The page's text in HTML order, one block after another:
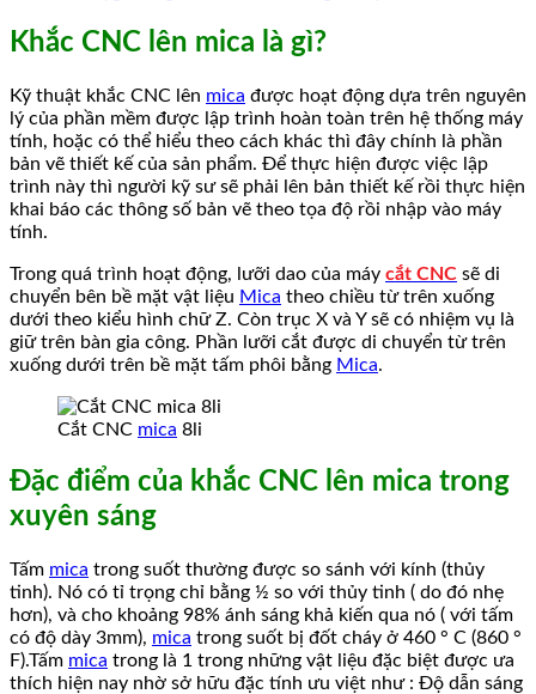
Khắc CNC lên mica là gì?
Kỹ thuật khắc CNC lên mica được hoạt động dựa trên nguyên
lý của phần mềm được lập trình hoàn toàn trên hệ thống máy
tính, hoặc có thể hiểu theo cách khác thì đây chính là phần
bản vẽ thiết kế của sản phẩm. Để thực hiện được việc lập
trình này thì người kỹ sư sẽ phải lên bản thiết kế rồi thực hiện
khai báo các thông số bản vẽ theo tọa độ rồi nhập vào máy
tính.
Trong quá trình hoạt động, lưỡi dao của máy cắt CNC sẽ di
chuyển bên bề mặt vật liệu Mica theo chiều từ trên xuống
dưới theo kiểu hình chữ Z. Còn trục X và Y sẽ có nhiệm vụ là
giữ trên bàn gia công. Phần lưỡi cắt được di chuyển từ trên
xuống dưới trên bề mặt tấm phôi bằng Mica.
Cắt CNC mica 8li
Đặc điểm của khắc CNC lên mica trong
xuyên sáng
Tấm mica trong suốt thường được so sánh với kính (thủy
tinh). Nó có tỉ trọng chỉ bằng ½ so với thủy tinh ( do đó nhẹ
hơn), và cho khoảng 98% ánh sáng khả kiến qua nó ( với tấm
có độ dày 3mm), mica trong suốt bị đốt cháy ở 460 ° C (860 °
F).Tấm​ mica trong là 1 trong những vật liệu đặc biệt được ưa
thích hiện nay nhờ sở hữu đặc tính ưu việt như : Độ dẫn sáng